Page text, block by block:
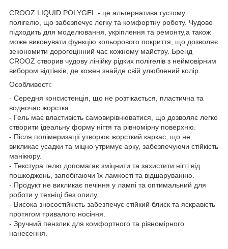
CROOZ LIQUID POLYGEL - це альтернатива густому
полігелю, що забезпечує легку та комфортну роботу. Чудово
підходить для моделювання, укріплення та ремонту,а також
може виконувати функцію кольорового покриття, що дозволяє
зекономити дорогоцінний час кожному майстру. Бренд
CROOZ створив чудову лінійку рідких полігелів з неймовірним
вибором відтінків, де кожен знайде свій улюблений колір.
Особливості:
- Середня консистенція, що не розтікається, пластична та
водночас жорстка.
- Гель має властивість самовирівнюватися, що дозволяє легко
створити ідеальну форму нігтя та рівномірну поверхню.
- Після полімеризації утворює жорсткий каркас, що не
викликає усадки та міцно утримує арку, забезпечуючи стійкість
манікюру.
- Текстура гелю допомагає зміцнити та захистити нігті від
пошкоджень, запобігаючи їх ламкості та відшаруванню.
- Продукт не викликає печіння у лампі та оптимальний для
роботи у техніці без опилу.
- Висока зносостійкість забезпечує стійкий блиск та яскравість
протягом тривалого носіння.
- Зручний пензлик для комфортного та рівномірного
нанесення.